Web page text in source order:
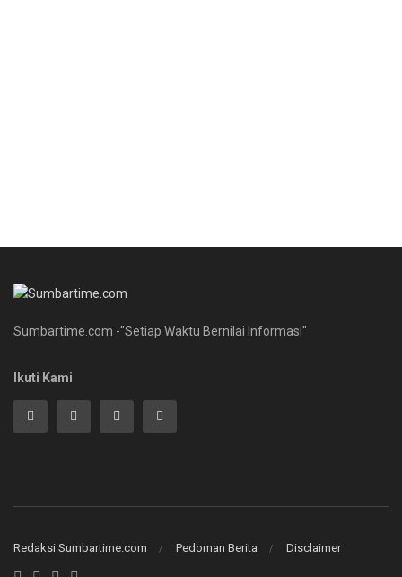
Sumbartime.com -"Setiap Waktu Bernilai Informasi"
Ikuti Kami
Redaksi Sumbartime.com Pedoman Berita Disclaimer